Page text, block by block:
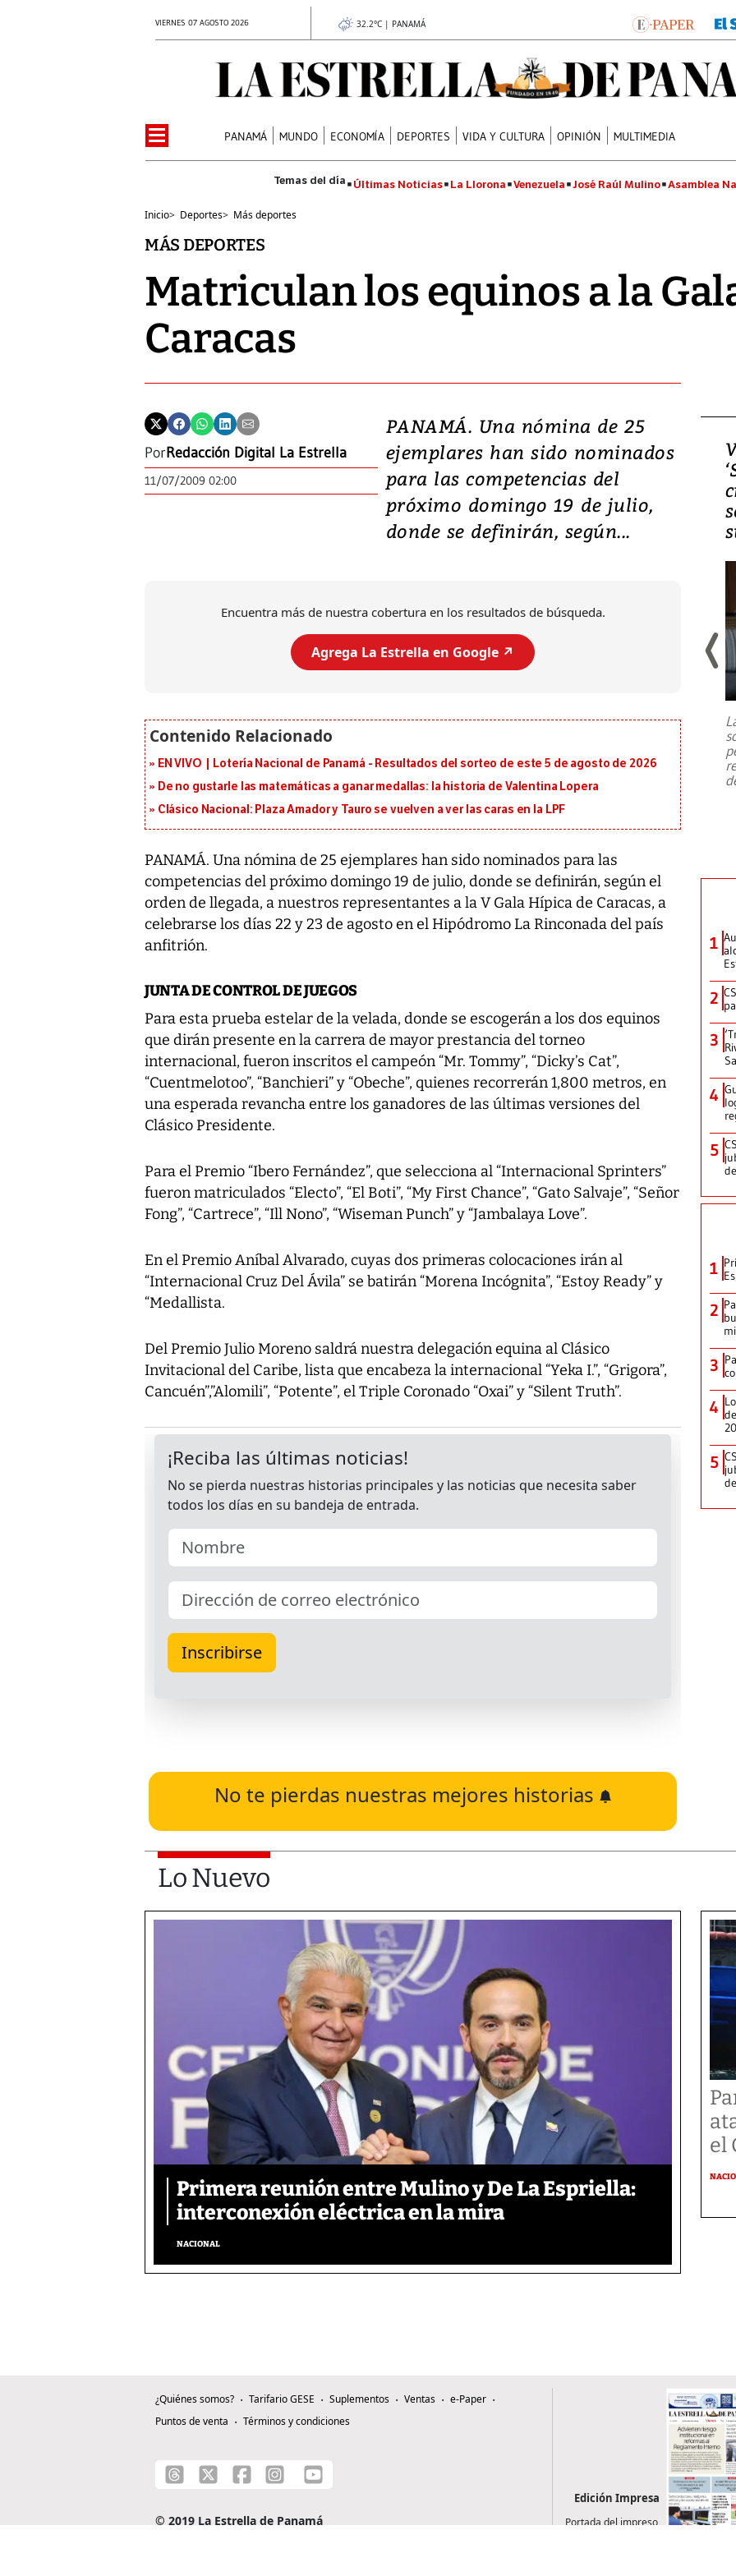
VIERNES 07 AGOSTO 2026 32.2°C | PANAMÁ
PANAMÁ MUNDO ECONOMÍA DEPORTES VIDA Y CULTURA OPINIÓN MULTIMEDIA
Últimas Noticias La Llorona Venezuela José Raúl Mulino Asamblea
Inicio> Deportes> Más deportes
MÁS DEPORTES
Matriculan los equinos a la
Caracas
PorRedacción Digital La Estrella
11/07/2009 02:00
PANAMÁ. Una nómina de 25
ejemplares han sido nominados
para las competencias del
próximo domingo 19 de julio,
donde se definirán, según...
Encuentra más de nuestra cobertura en los resultados de búsqueda.
Agrega La Estrella en Google ↗️
EN VIVO | Lotería Nacional de Panamá - Resultados del sorteo de este 5 de agosto de 2026
De no gustarle las matemáticas a ganar medallas: la historia de Valentina Lopera
Clásico Nacional: Plaza Amador y Tauro se vuelven a ver las caras en la LPF
PANAMÁ. Una nómina de 25 ejemplares han sido nominados para las
competencias del próximo domingo 19 de julio, donde se definirán, según el
orden de llegada, a nuestros representantes a la V Gala Hípica de Caracas, a
celebrarse los días 22 y 23 de agosto en el Hipódromo La Rinconada del país
anfitrión.
JUNTA DE CONTROL DE JUEGOS
Para esta prueba estelar de la velada, donde se escogerán a los dos equinos
que dirán presente en la carrera de mayor prestancia del torneo
internacional, fueron inscritos el campeón “Mr. Tommy”, “Dicky’s Cat”,
“Cuentmelotoo”, “Banchieri” y “Obeche”, quienes recorrerán 1,800 metros, en
una esperada revancha entre los ganadores de las últimas versiones del
Clásico Presidente.
Para el Premio “Ibero Fernández”, que selecciona al “Internacional Sprinters”
fueron matriculados “Electo”, “El Boti”, “My First Chance”, “Gato Salvaje”, “Señor
Fong”, “Cartrece”, “Ill Nono”, “Wiseman Punch” y “Jambalaya Love”.
En el Premio Aníbal Alvarado, cuyas dos primeras colocaciones irán al
“Internacional Cruz Del Ávila” se batirán “Morena Incógnita”, “Estoy Ready” y
“Medallista.
Del Premio Julio Moreno saldrá nuestra delegación equina al Clásico
Invitacional del Caribe, lista que encabeza la internacional “Yeka I.”, “Grigora”,
Cancuén”,”Alomili”, “Potente”, el Triple Coronado “Oxai” y “Silent Truth”.
No te pierdas nuestras mejores historias
Video, Japón: Terremoto
deja heridos y graves
daños en Kumamoto
al sur de Japón, provocando una
1
2
3
4
5
1
2
3
4
5
Lo Nuevo
Primera reunión entre Mulino y De La Espriella:
interconexión eléctrica en la mira
NACIONAL
el
¿Quiénes somos? Tarifario GESE Suplementos Ventas
e-Paper
Puntos de venta
Términos y condiciones
© 2019 La Estrella de Panamá
Edición Impresa
Portada del impreso